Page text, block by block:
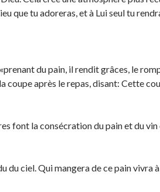
que tu adoreras, et à Lui seul tu
du pain, il rendit grâces, le
après le repas, disant: Cette
font la consécration du pain et du
ciel. Qui mangera de ce pain vivra